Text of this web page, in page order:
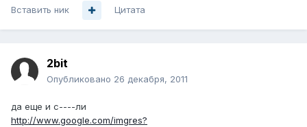
Вставить ник Цитата
2bit
Опубликовано 26 декабря, 2011
да еще и с----ли
http://www.google.com/imgres?